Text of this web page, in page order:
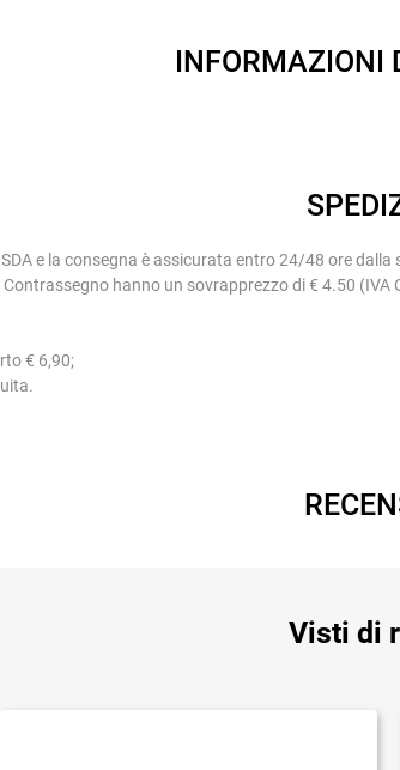
INFORMAZIONI
e la consegna è assicurata entro 24/48 ore dalla
hanno un sovrapprezzo di € 4.50 (IVA
€ 6,90;
Visti di